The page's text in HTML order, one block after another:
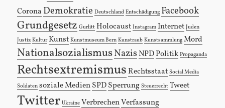
Corona Demokratie Deutschland Entschädigung Facebook
Grundgesetz Gurlitt Holocaust Instagram Internet Juden
Justiz Kultur Kunst Kunstmuseum Bern Kunstraub Kunstsammlung Mord
NationalsozialismusNazis NPD Politik Propaganda
Rechtsextremismus Rechtsstaat Social Media
Soldaten soziale Medien SPD Sperrung Steuerrecht Tweet
Twitter Ukraine VerbrechenVerfassung